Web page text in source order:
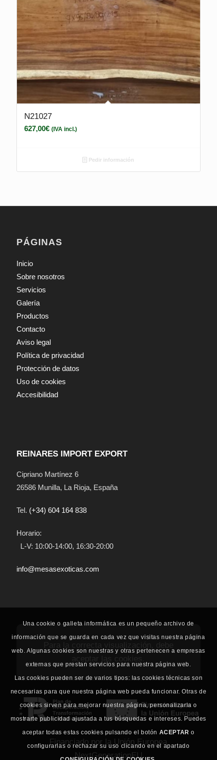
N21027
627,00€ (IVA incl.)
Pedir información
PÁGINAS
Inicio
Sobre nosotros
Servicios
Galería
Productos
Contacto
Aviso legal
Política de privacidad
Protección de datos
Uso de cookies
Accesibilidad
REINARES IMPORT EXPORT
Cipriano Martínez 6
26586 Munilla, La Rioja, España
Tel. (+34) 604 164 838
Horario:
L-V: 10:00-14:00, 16:30-20:00
info@mesasexoticas.com
Financiado por la Unión Europea
NextGenerationEU
Una cookie o galleta informática es un pequeño archivo de
información que se guarda en cada vez que visitas nuestra página
web. Algunas cookies son nuestras y otras pertenecen a empresas
externas que prestan servicios para nuestra página web.
Las cookies pueden ser de varios tipos: las cookies técnicas son
necesarias para que nuestra página web pueda funcionar. Otras de
cookies sirven para mejorar nuestra página, personalizarla o
mostrarte publicidad ajustada a tus búsquedas e intereses. Puedes
aceptar todas estas cookies pulsando el botón ACEPTAR o
configurarlas o rechazar su uso clicando en el apartado